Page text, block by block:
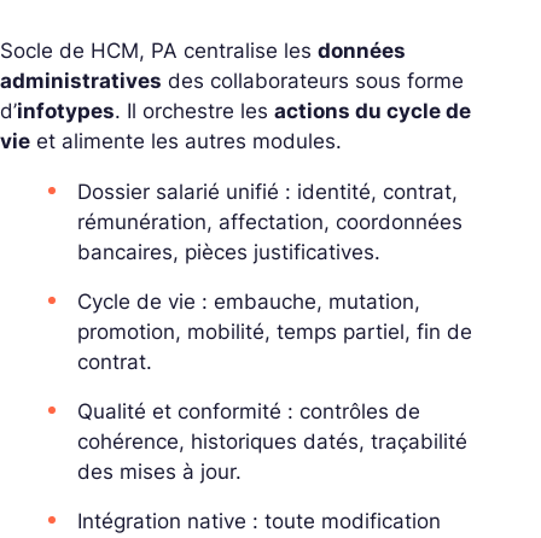
Socle de HCM, PA centralise les données
administratives des collaborateurs sous forme
d’infotypes. Il orchestre les actions du cycle de
vie et alimente les autres modules.
Dossier salarié unifié : identité, contrat,
rémunération, affectation, coordonnées
bancaires, pièces justificatives.
Cycle de vie : embauche, mutation,
promotion, mobilité, temps partiel, fin de
contrat.
Qualité et conformité : contrôles de
cohérence, historiques datés, traçabilité
des mises à jour.
Intégration native : toute modification